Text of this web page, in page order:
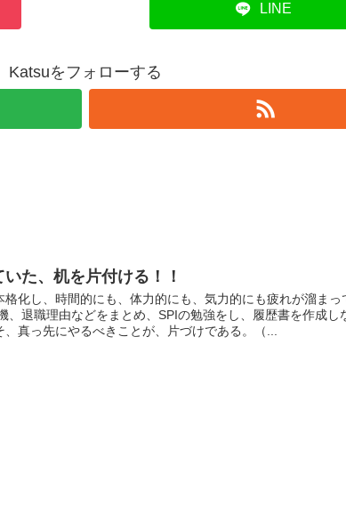
LINE
Katsuをフォローする
た、机を片付ける！！
格化し、時間的にも、体力的にも、気力的にも疲れが溜まっ
、退職理由などをまとめ、SPIの勉強をし、履歴書を作成し
真っ先にやるべきことが、片づけである。（...